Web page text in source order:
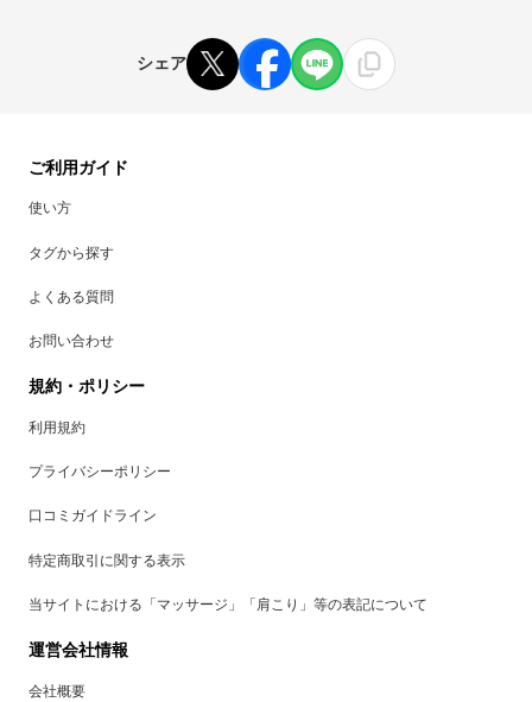
シェア
ご利用ガイド
使い方
タグから探す
よくある質問
お問い合わせ
規約・ポリシー
利用規約
プライバシーポリシー
口コミガイドライン
特定商取引に関する表示
当サイトにおける「マッサージ」「肩こり」等の表記について
運営会社情報
会社概要